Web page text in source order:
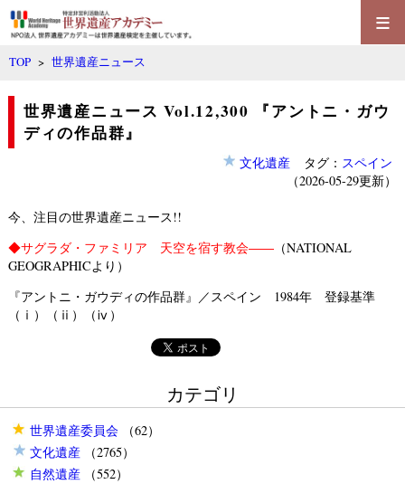
≡
TOP >世界遺産ニュース
世界遺産ニュース Vol.12,300 『アントニ・ガウ
ディの作品群』
文化遺産タグ： スペイン
（2026-05-29更新）
今、注目の世界遺産ニュース!!
◆サグラダ・ファミリア 天空を宿す教会――（NATIONAL
GEOGRAPHICより）
『アントニ・ガウディの作品群』／スペイン 1984年 登録基準
（ⅰ）（ⅱ）（ⅳ）
カテゴリ
世界遺産委員会（62）
文化遺産（2765）
自然遺産（552）